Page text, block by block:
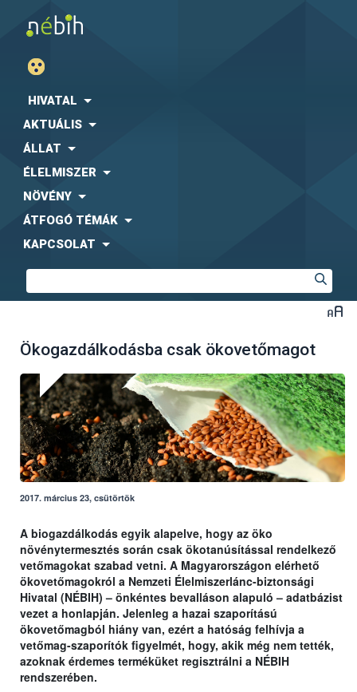
HIVATAL
AKTUÁLIS
ÁLLAT
ÉLELMISZER
NÖVÉNY
ÁTFOGÓ TÉMÁK
KAPCSOLAT
Ökogazdálkodásba csak ökovetőmagot
2017. március 23, csütörtök
A biogazdálkodás egyik alapelve, hogy az öko
növénytermesztés során csak ökotanúsítással rendelkező
vetőmagokat szabad vetni. A Magyarországon elérhető
ökovetőmagokról a Nemzeti Élelmiszerlánc-biztonsági
Hivatal (NÉBIH) – önkéntes bevalláson alapuló – adatbázist
vezet a honlapján. Jelenleg a hazai szaporítású
ökovetőmagból hiány van, ezért a hatóság felhívja a
vetőmag-szaporítók figyelmét, hogy, akik még nem tették,
azoknak érdemes terméküket regisztrálni a NÉBIH
rendszerében.